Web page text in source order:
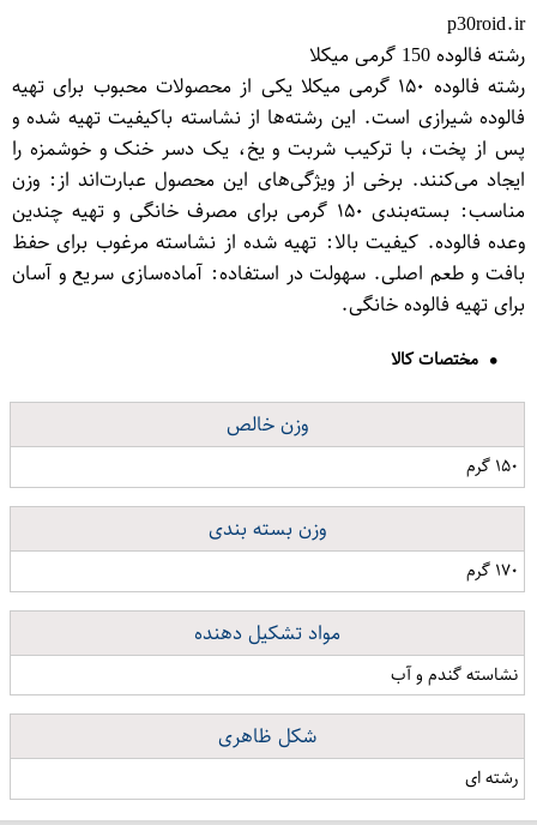
p30roid.ir
رشته فالوده 150 گرمی میکلا
رشته فالوده ۱۵۰ گرمی میکلا یکی از محصولات محبوب برای تهیه
فالوده شیرازی است. این رشته‌ها از نشاسته باکیفیت تهیه شده و
پس از پخت، با ترکیب شربت و یخ، یک دسر خنک و خوشمزه را
ایجاد می‌کنند. برخی از ویژگی‌های این محصول عبارت‌اند از: وزن
مناسب: بسته‌بندی ۱۵۰ گرمی برای مصرف خانگی و تهیه چندین
وعده فالوده. کیفیت بالا: تهیه شده از نشاسته مرغوب برای حفظ
بافت و طعم اصلی. سهولت در استفاده: آماده‌سازی سریع و آسان
برای تهیه فالوده خانگی.
مختصات کالا
وزن خالص
۱۵۰ گرم
وزن بسته بندی
۱۷۰ گرم
مواد تشکیل دهنده
نشاسته گندم و آب
شکل ظاهری
رشته ای